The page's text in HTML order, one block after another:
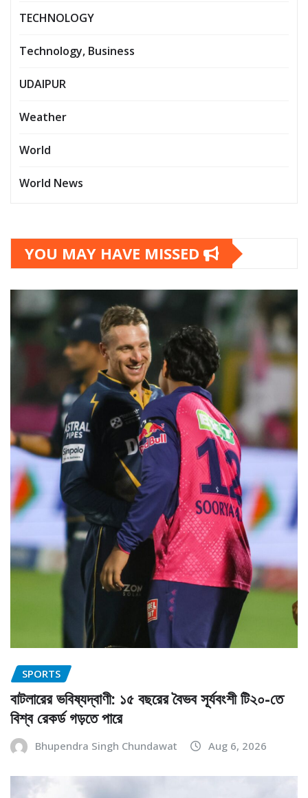
TECHNOLOGY
Technology, Business
UDAIPUR
Weather
World
World News
YOU MAY HAVE MISSED
SPORTS
বাটলারের ভবিষ্যদ্বাণী: ১৫ বছরের বৈভব সূর্যবংশী টি২০-তে
বিশ্ব রেকর্ড গড়তে পারে
Bhupendra Singh Chundawat Aug 6, 2026